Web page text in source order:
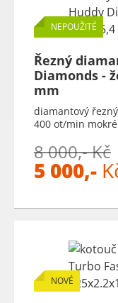
NEPOUŽITÉ
Řezný
Diamonds -
mm
diamantový
400 ot/min
8 000,- Kč
5 000,-
NOVÉ